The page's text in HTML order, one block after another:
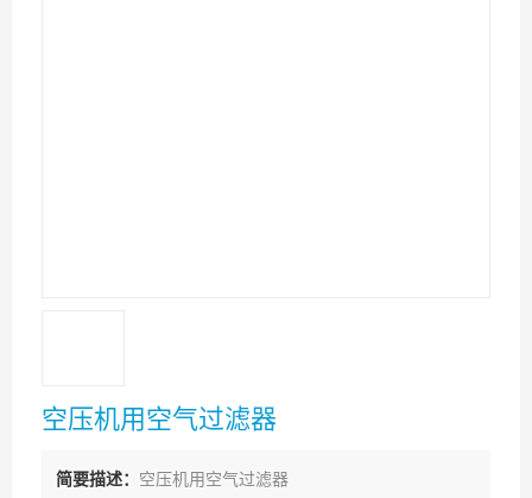
空压机用空气过滤器
简要描述： 空压机用空气过滤器